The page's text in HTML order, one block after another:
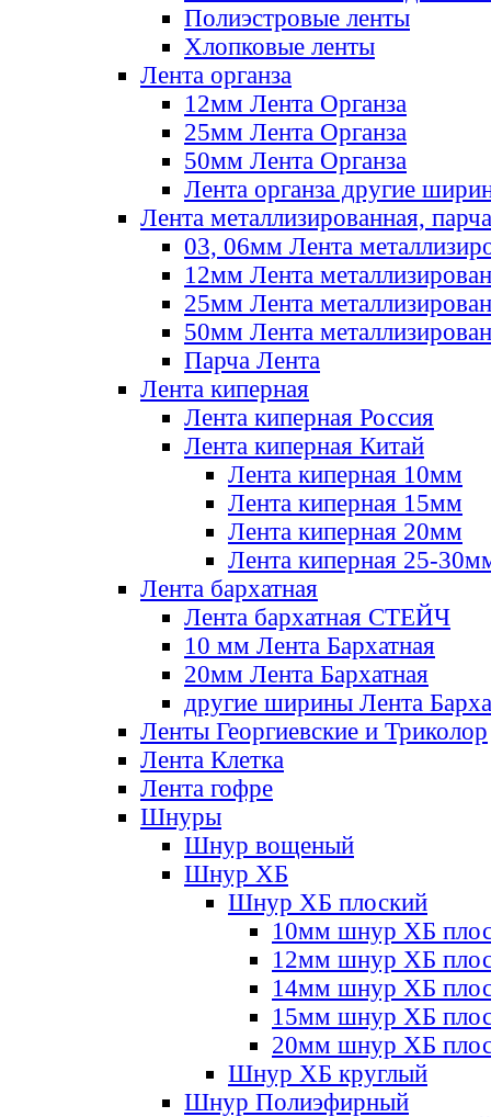
Полиэстровые ленты
Хлопковые ленты
Лента органза
12мм Лента Органза
25мм Лента Органза
50мм Лента Органза
Лента органза другие
Лента металлизированная, парча
03, 06мм Лента
12мм Лента
25мм Лента
50мм Лента
Парча Лента
Лента киперная
Лента киперная Россия
Лента киперная Китай
Лента киперная 10мм
Лента киперная 15мм
Лента киперная 20мм
Лента киперная 25-
Лента бархатная
Лента бархатная СТЕЙЧ
10 мм Лента Бархатная
20мм Лента Бархатная
другие ширины Лента
Ленты Георгиевские и Триколор
Лента Клетка
Лента гофре
Шнуры
Шнур вощеный
Шнур ХБ
Шнур ХБ плоский
10мм шнур ХБ
12мм шнур ХБ
14мм шнур ХБ
15мм шнур ХБ
20мм шнур ХБ
Шнур ХБ круглый
Шнур Полиэфирный